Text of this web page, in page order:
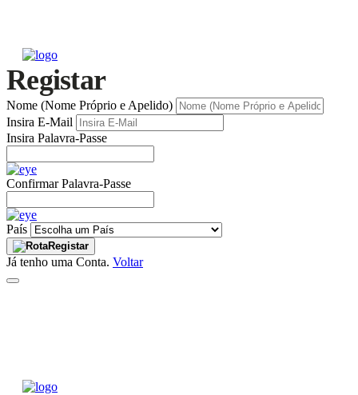
Registar
Nome (Nome Próprio e Apelido)
Insira E-Mail
Insira Palavra-Passe
Confirmar Palavra-Passe
País
Registar
Já tenho uma Conta. Voltar